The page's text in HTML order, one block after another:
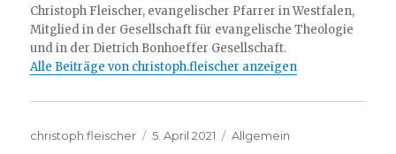
Christoph Fleischer, evangelischer Pfarrer in Westfalen,
Mitglied in der Gesellschaft für evangelische Theologie
und in der Dietrich Bonhoeffer Gesellschaft.
Alle Beiträge von christoph.fleischer anzeigen
Autor
christoph.fleischer
Veröffentlicht
5. April 2021 Kategorien
Allgemein